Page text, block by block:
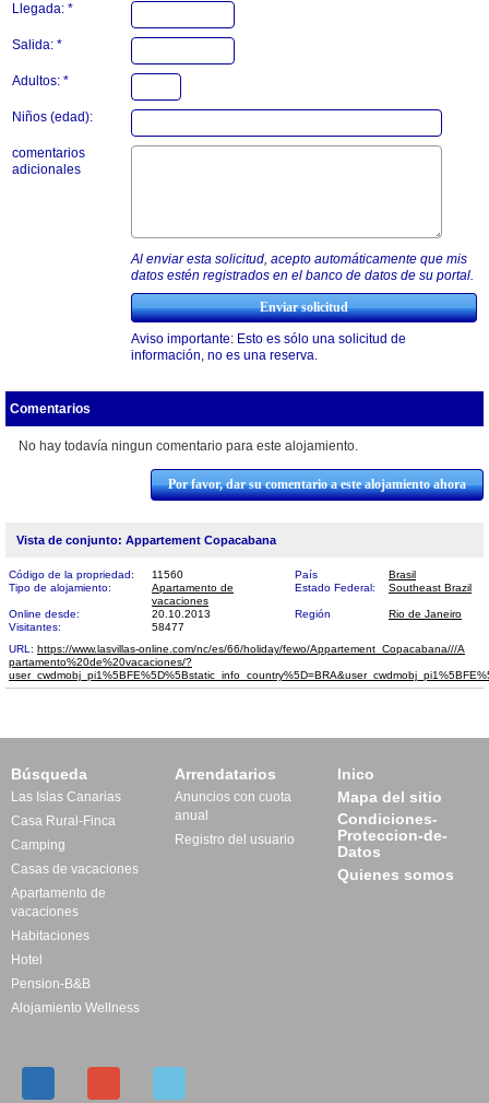
Llegada: *
Salida: *
Adultos: *
Niños (edad):
comentarios
adicionales
Al enviar esta solicitud, acepto automáticamente que mis
datos estén registrados en el banco de datos de su portal.
Aviso importante: Esto es sólo una solicitud de
información, no es una reserva.
Comentarios
No hay todavía ningun comentario para este alojamiento.
Por favor, dar su comentario a este alojamiento ahora
Vista de conjunto: Appartement Copacabana
Código de la propriedad: 11560 País
Brasil
Tipo de alojamiento:
Apartamento de
vacaciones
Estado Federal: Southeast Brazil
Online desde: 20.10.2013 Región
Rio de Janeiro
Visitantes:
58477
URL: https://www.lasvillas-online.com/nc/es/66/holiday/fewo/Appartement_Copacabana///A​
partamento%20de%20vacaciones/?
Búsqueda
Las Islas Canarias
Casa Rural-Finca
Camping
Casas de vacaciones
Apartamento de
vacaciones
Habitaciones
Hotel
Pension-B&B
Alojamiento Wellness
Arrendatarios
Anuncios con cuota
anual
Registro del usuario
Inico
Mapa del sitio
Condiciones-
Proteccion-de-
Datos
Quienes somos